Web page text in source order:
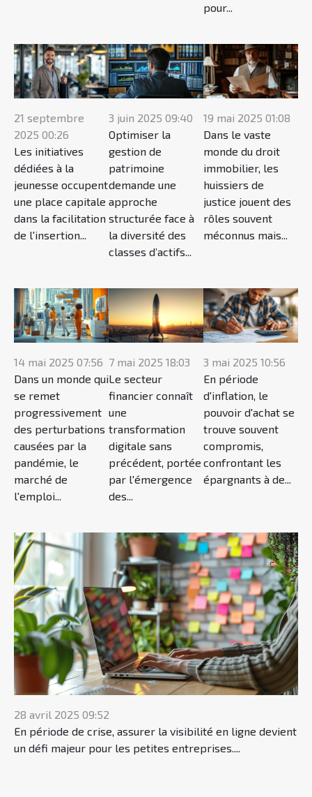
pour...
21 septembre
2025 00:26
Les initiatives
dédiées à la
jeunesse occupent
une place capitale
dans la facilitation
de l'insertion...
3 juin 2025 09:40
Optimiser la
gestion de
patrimoine
demande une
approche
structurée face à
la diversité des
classes d’actifs...
19 mai 2025 01:08
Dans le vaste
monde du droit
immobilier, les
huissiers de
justice jouent des
rôles souvent
méconnus mais...
14 mai 2025 07:56
Dans un monde qui
se remet
progressivement
des perturbations
causées par la
pandémie, le
marché de
l'emploi...
7 mai 2025 18:03
Le secteur
financier connaît
une
transformation
digitale sans
précédent, portée
par l'émergence
des...
3 mai 2025 10:56
En période
d'inflation, le
pouvoir d'achat se
trouve souvent
compromis,
confrontant les
épargnants à de...
28 avril 2025 09:52
En période de crise, assurer la visibilité en ligne devient
un défi majeur pour les petites entreprises....